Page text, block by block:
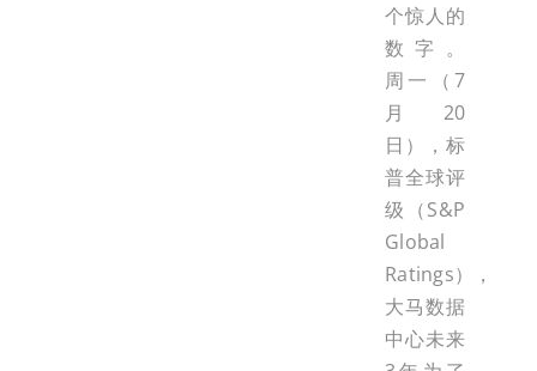
个惊人的
数字。
周一（7
月20
日），标
普全球评
级（S&P
Global
Ratings），
大马数据
中心未来